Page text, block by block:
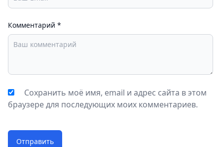
и слабыми сторонами, которые вам предстоит
персонажей через систему ротации в магазине с
помощью бриллиантов, собранных на каждом
Предметы поддержки
большое разнообразие оружия и возможность его
бонусы, которые могут помочь в критических
Комментарий *
Сохранить моё имя, email и адрес сайта в этом
браузере для последующих моих комментариев.
Отправить